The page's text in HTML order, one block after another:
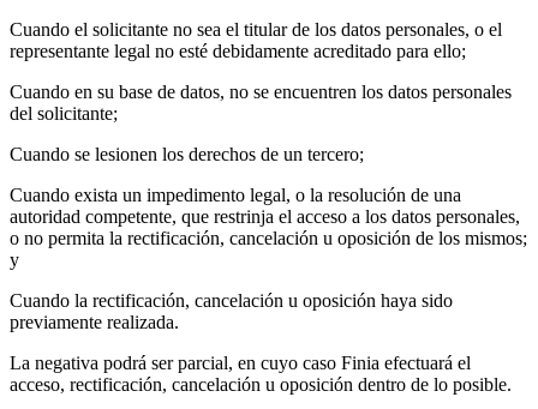
Cuando el solicitante no sea el titular de los datos personales, o el
representante legal no esté debidamente acreditado para ello;
Cuando en su base de datos, no se encuentren los datos personales
del solicitante;
Cuando se lesionen los derechos de un tercero;
Cuando exista un impedimento legal, o la resolución de una
autoridad competente, que restrinja el acceso a los datos personales,
o no permita la rectificación, cancelación u oposición de los mismos;
y
Cuando la rectificación, cancelación u oposición haya sido
previamente realizada.
La negativa podrá ser parcial, en cuyo caso Finia efectuará el
acceso, rectificación, cancelación u oposición dentro de lo posible.